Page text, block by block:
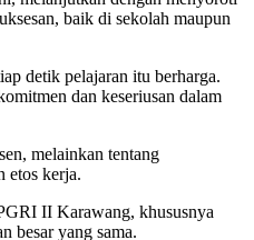
baik di sekolah maupun
detik pelajaran itu berharga.
dan keseriusan dalam
melainkan tentang
etos kerja.
II Karawang, khususnya
besar yang sama.